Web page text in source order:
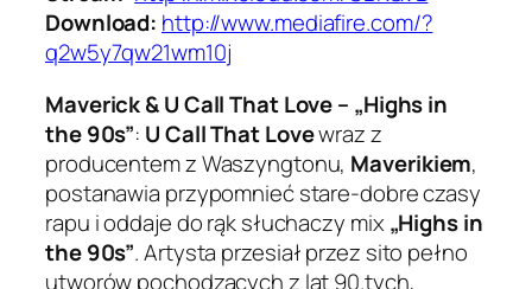
Download: http://www.mediafire.com/?
q2w5y7qw21wm10j
Maverick & U Call That Love – „Highs in
the 90s”: U Call That Lovewraz z
producentem z Waszyngtonu, Maverikiem,
postanawia przypomnieć stare-dobre czasy
rapu i oddaje do rąk słuchaczy mix „Highs in
the 90s”. Artysta przesiał przez sito pełno
utworów pochodzących z lat 90.tych,